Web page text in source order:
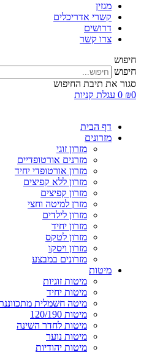
מגזין
קשרי אדריכלים
דרושים
צרו קשר
חיפוש
חיפוש
סגור את תיבת החיפוש
₪0
0 עגלת קניות
דף הבית
מזרונים
מזרון זוגי
מזרנים אורטופדיים
מזרון אורטופדי יחיד
מזרון ללא קפיצים
מזרון קפיצים
מזרן למיטה וחצי
מזרון לילדים
מזרון יחיד
מזרון לטקס
מזרון ויסקו
מזרונים במבצע
מיטות
מיטות זוגיות
מיטות יחיד
מיטה חשמלית
מיטות 120/190
מיטות לחדר השינה
מיטות נוער
מיטות יהודיות